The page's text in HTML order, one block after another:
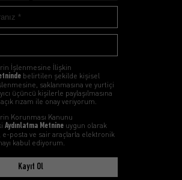
İşlenmesine İlişkin
belirtilen şekilde kişisel
saklanmasına ve yurtiçi
üçüncü kişilerle paylaşılmasına
açık rızam ile onay veriyorum.
Korunması Kanunu
Aydınlatma Metnine uygun olarak
e-posta ve sair araçlarla elektronik
kabul ediyorum.
Kayıt Ol